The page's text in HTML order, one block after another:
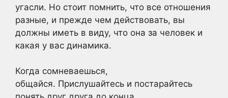
угасли. Но стоит помнить, что все отношения
разные, и прежде чем действовать, вы
должны иметь в виду, что она за человек и
какая у вас динамика.
Когда сомневаешься,
общайся. Прислушайтесь и постарайтесь